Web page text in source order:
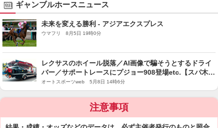
ギャンブルホースニュース
未来を変える勝利 - アジアエクスプレス
ウマフリ 8月5日 19時0分
レクサスのホイール脱落／AI画像で騙そうとするドライ
バー／サポートレースにプジョー908登場etc.【スパ木曜
Topics】
オートスポーツweb 5月8日 14時6分
注意事項